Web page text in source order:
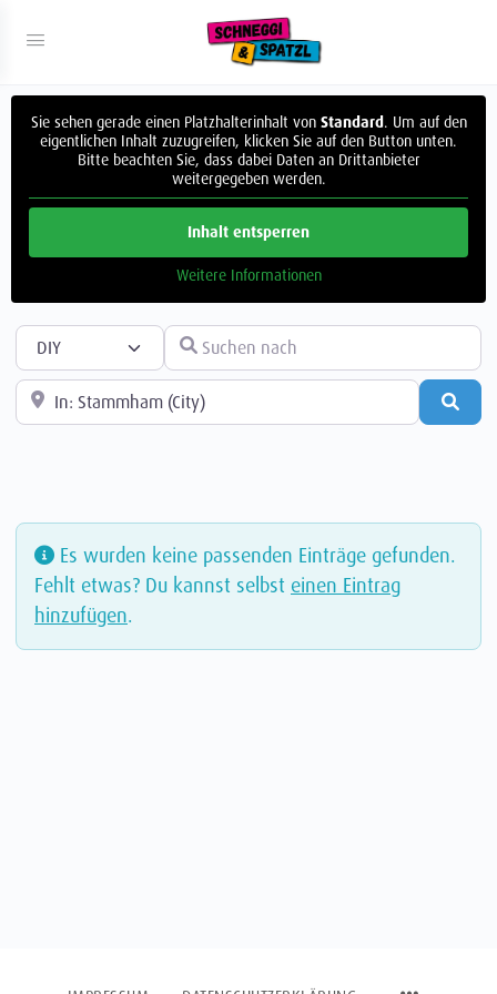
Sie sehen gerade einen Platzhalterinhalt von Standard. Um auf den
eigentlichen Inhalt zuzugreifen, klicken Sie auf den Button unten.
Bitte beachten Sie, dass dabei Daten an Drittanbieter
weitergegeben werden.
Inhalt entsperren
Weitere Informationen
Suchtyp auswählen Suchen nach
In der Nähe
Es wurden keine passenden Einträge gefunden.
Fehlt etwas? Du kannst selbst einen Eintrag
hinzufügen.